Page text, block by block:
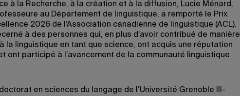
à la Recherche, à la création et à la diffusion, Lucie Ménard,
au Département de linguistique, a remporté le Prix
2026 de l’Association canadienne de linguistique (ACL).
à des personnes qui, en plus d’avoir contribué de manière
la linguistique en tant que science, ont acquis une réputation
ont participé à l’avancement de la communauté linguistique
doctorat en sciences du langage de l’Université Grenoble III-